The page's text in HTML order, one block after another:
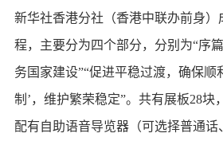
新华社香港分社（香港中联办前身）
程，主要分为四个部分，分别为“序
务国家建设”“促进平稳过渡，确保顺
制’，维护繁荣稳定”。共有展板28块
配有自助语音导览器（可选择普通话